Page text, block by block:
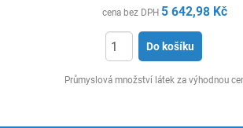
cena bez DPH 5 642,98 Kč
Do košíku
Průmyslová množství látek za výhodnou